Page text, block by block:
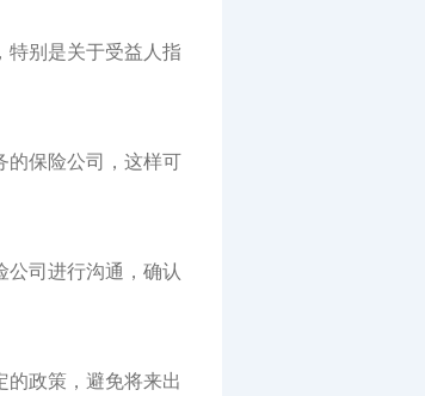
特别是关于受益人指
的保险公司，这样可
司进行沟通，确认
的政策，避免将来出